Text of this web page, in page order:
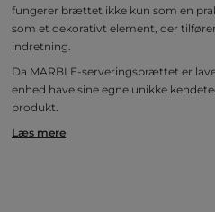
fungerer brættet ikke kun som en
som et dekorativt element, der
indretning.
Da MARBLE-serveringsbrættet er
enhed have sine egne unikke
produkt.
Læs mere